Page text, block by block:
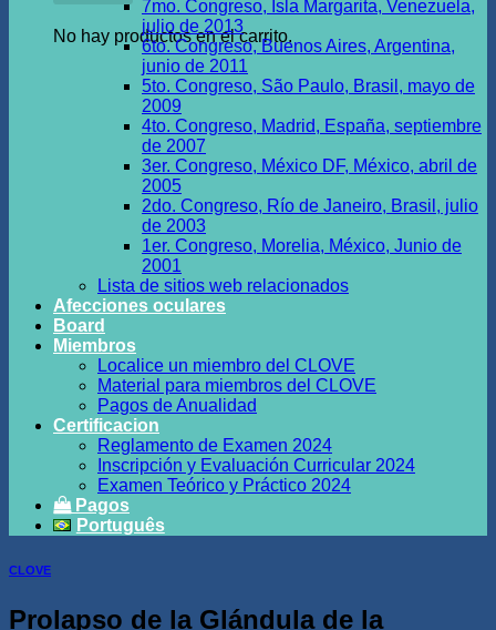
No hay productos en el carrito.
7mo. Congreso, Isla Margarita, Venezuela,
julio de 2013
6to. Congreso, Buenos Aires, Argentina,
junio de 2011
5to. Congreso, São Paulo, Brasil, mayo de
2009
4to. Congreso, Madrid, España, septiembre
de 2007
3er. Congreso, México DF, México, abril de
2005
2do. Congreso, Río de Janeiro, Brasil, julio
de 2003
1er. Congreso, Morelia, México, Junio de
2001
Lista de sitios web relacionados
Afecciones oculares
Board
Miembros
Localice un miembro del CLOVE
Material para miembros del CLOVE
Pagos de Anualidad
Certificacion
Reglamento de Examen 2024
Inscripción y Evaluación Curricular 2024
Examen Teórico y Práctico 2024
Pagos
Português
CLOVE
Prolapso de la Glándula de la